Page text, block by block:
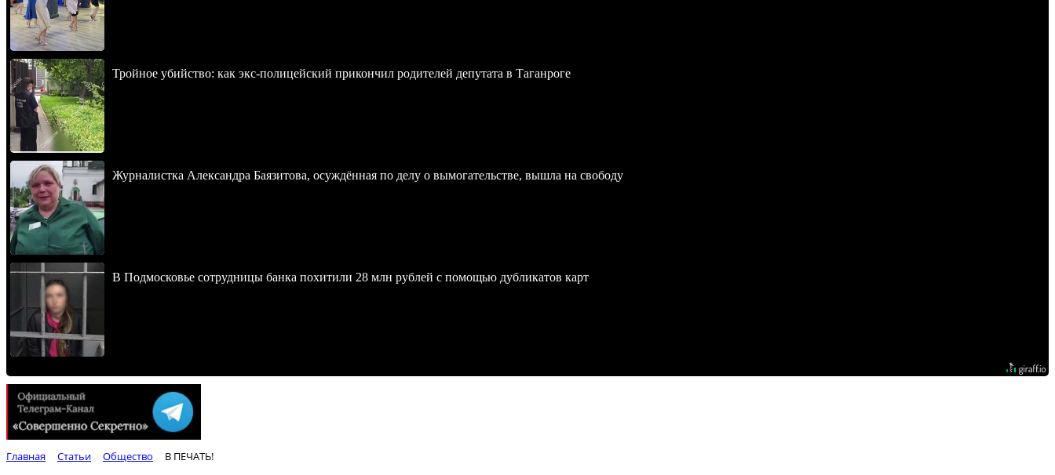
Тройное убийство: как экс-полицейский прикончил родителей депутата в Таганроге
Журналистка Александра Баязитова, осуждённая по делу о вымогательстве, вышла на свободу
В Подмосковье сотрудницы банка похитили 28 млн рублей с помощью дубликатов карт
Главная Статьи Общество В ПЕЧАТЬ!